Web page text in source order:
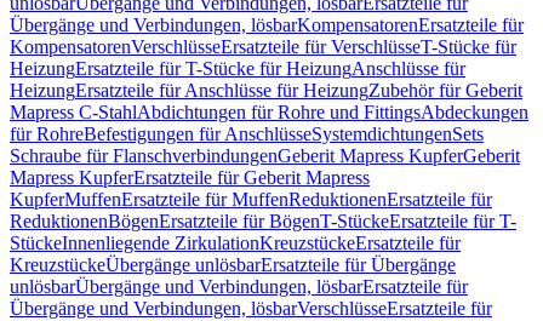
Übergänge und Verbindungen, lösbarKompensatorenErsatzteile für
KompensatorenVerschlüsseErsatzteile für VerschlüsseT-Stücke für
HeizungErsatzteile für T-Stücke für HeizungAnschlüsse für
HeizungErsatzteile für Anschlüsse für HeizungZubehör für Geberit
Mapress C-StahlAbdichtungen für Rohre und FittingsAbdeckungen
für RohreBefestigungen für AnschlüsseSystemdichtungenSets
Schraube für FlanschverbindungenGeberit Mapress KupferGeberit
Mapress KupferErsatzteile für Geberit Mapress
KupferMuffenErsatzteile für MuffenReduktionenErsatzteile für
ReduktionenBögenErsatzteile für BögenT-StückeErsatzteile für T-
StückeInnenliegende ZirkulationKreuzstückeErsatzteile für
KreuzstückeÜbergänge unlösbarErsatzteile für Übergänge
unlösbarÜbergänge und Verbindungen, lösbarErsatzteile für
Übergänge und Verbindungen, lösbarVerschlüsseErsatzteile für